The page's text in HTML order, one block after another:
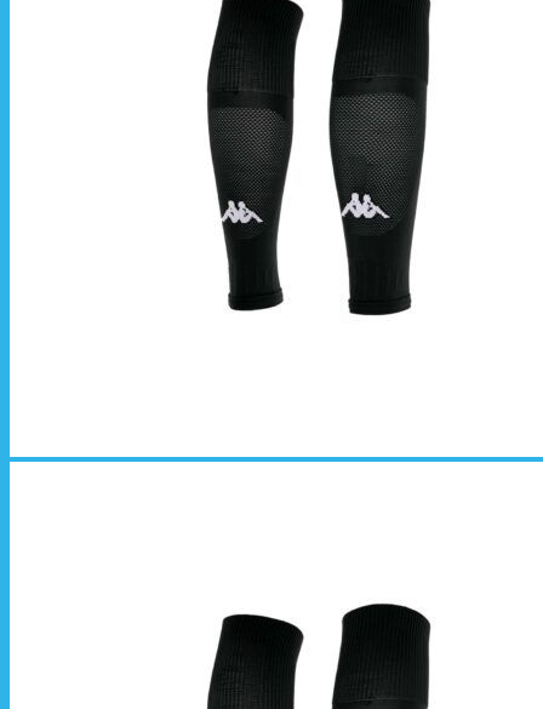
d'environ 3 semaines
La livraison est effectuée directement au club
La commande est à récupérer auprès du
référent des équipements du club.